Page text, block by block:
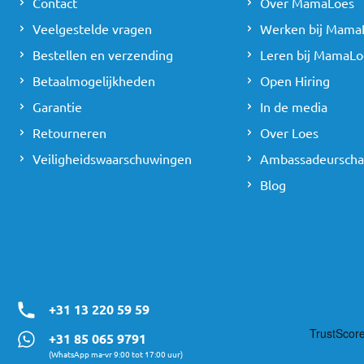
Veelgestelde vragen
Bestellen en verzending
Betaalmogelijkheden
Garantie
Retourneren
Veiligheidswaarschuwingen
Werken bij
Leren bij
Open Hiring
In de media
Over Loes
Blog
+31 13 220 59 59
+31 85 065 9791
(WhatsApp ma-vr 9:00 tot 17:00 uur)